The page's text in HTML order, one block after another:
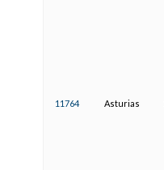
11764 Asturias